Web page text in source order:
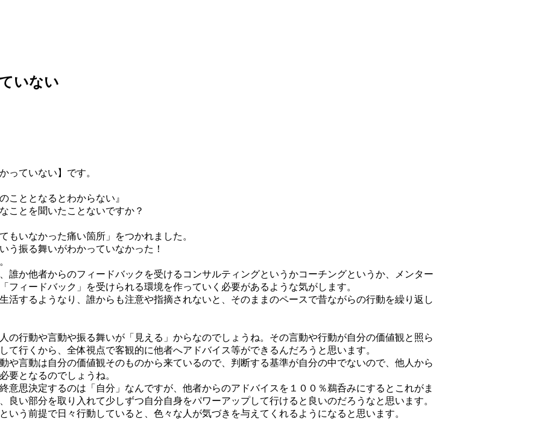
いない
っていない】です。
こととなるとわからない』
ことを聞いたことないですか？
もいなかった痛い箇所」をつかれました。
う振る舞いがわかっていなかった！
誰か他者からのフィードバックを受けるコンサルティングというかコーチングというか、メンター
フィードバック」を受けられる環境を作っていく必要があるような気がします。
活するようなり、誰からも注意や指摘されないと、そのままのペースで昔ながらの行動を繰り返し
の行動や言動や振る舞いが「見える」からなのでしょうね。その言動や行動が自分の価値観と照ら
て行くから、全体視点で客観的に他者へアドバイス等ができるんだろうと思います。
や言動は自分の価値観そのものから来ているので、判断する基準が自分の中でないので、他人から
要となるのでしょうね。
意思決定するのは「自分」なんですが、他者からのアドバイスを１００％鵜呑みにするとこれがま
良い部分を取り入れて少しずつ自分自身をパワーアップして行けると良いのだろうなと思います。
いう前提で日々行動していると、色々な人が気づきを与えてくれるようになると思います。